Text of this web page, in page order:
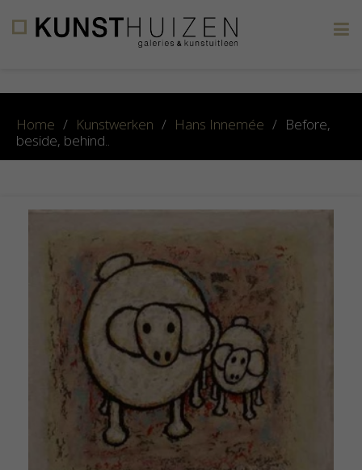
Home / Kunstwerken / Hans Innemée / Before,
beside, behind..